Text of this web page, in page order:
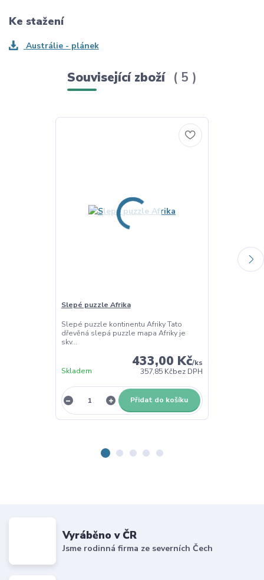
Ke stažení
Austrálie - plánek
Související zboží 5
Slepé puzzle Afrika
Slepé puzzle kontinentu Afriky Tato
dřevěná slepá puzzle mapa Afriky je
skv...
433,00 Kč/ks
357,85 Kčbez DPH
Skladem
Přidat do košíku
Vyráběno v ČR
Jsme rodinná firma ze severních Čech